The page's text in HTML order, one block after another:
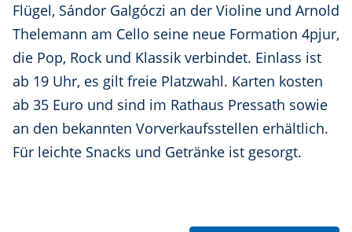
Flügel, Sándor Galgóczi an der Violine und Arnold
Thelemann am Cello seine neue Formation 4pjur,
die Pop, Rock und Klassik verbindet. Einlass ist
ab 19 Uhr, es gilt freie Platzwahl. Karten kosten
ab 35 Euro und sind im Rathaus Pressath sowie
an den bekannten Vorverkaufsstellen erhältlich.
Für leichte Snacks und Getränke ist gesorgt.